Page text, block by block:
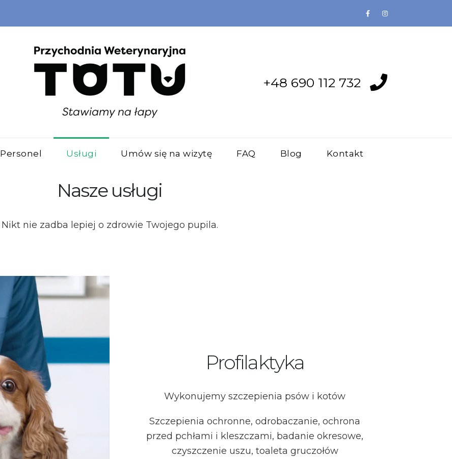
+48 690 112 732
Personel Usługi Umów się na wizytę FAQ Blog Kontakt
Nasze usługi
Nikt nie zadba lepiej o zdrowie Twojego pupila.
Profilaktyka
Wykonujemy szczepienia psów i kotów
Szczepienia ochronne, odrobaczanie, ochrona
przed pchłami i kleszczami, badanie okresowe,
czyszczenie uszu, toaleta gruczołów